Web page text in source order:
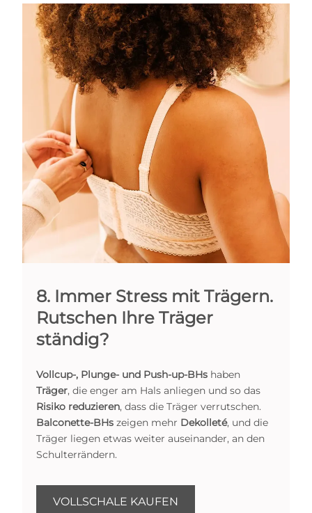
8. Immer Stress mit Trägern.
Rutschen Ihre Träger
ständig?
Vollcup-, Plunge- und Push-up-BHs haben
Träger, die enger am Hals anliegen und so das
Risiko reduzieren, dass die Träger verrutschen.
Balconette-BHs zeigen mehr Dekolleté, und die
Träger liegen etwas weiter auseinander, an den
Schulterrändern.
VOLLSCHALE KAUFEN